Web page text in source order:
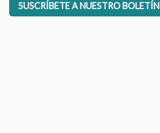
SUSCRÍBETE A NUESTRO BOLETÍN